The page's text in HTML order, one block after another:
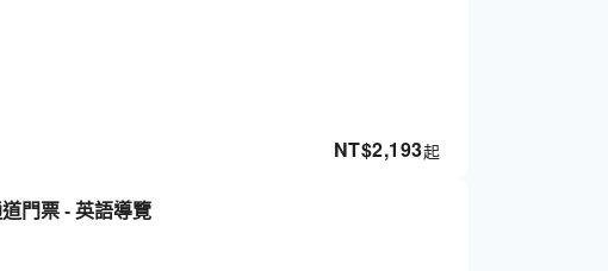
NT$2,193起
門票 - 英語導覽